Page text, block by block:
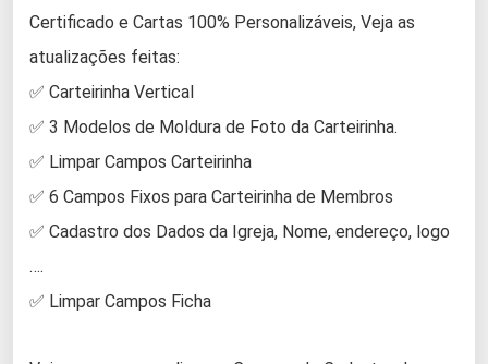
Certificado e Cartas 100% Personalizáveis, Veja as
atualizações feitas:
✅ Carteirinha Vertical
✅ 3 Modelos de Moldura de Foto da Carteirinha.
✅ Limpar Campos Carteirinha
✅ 6 Campos Fixos para Carteirinha de Membros
✅ Cadastro dos Dados da Igreja, Nome, endereço, logo
….
✅ Limpar Campos Ficha